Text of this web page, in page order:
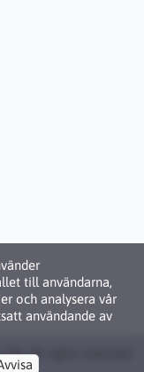
till användarna,
och analysera vår
användande av
All rights reserved ·